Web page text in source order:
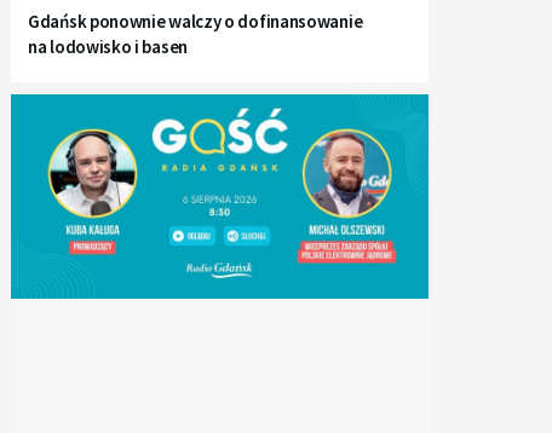
Gdańsk ponownie walczy o dofinansowanie
na lodowisko i basen